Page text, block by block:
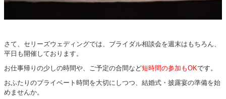
さて、セリーズウェディングでは、ブライダル相談会を週末はもちろん、
平日も開催しております。
お仕事帰りの少しの時間や、ご予定の合間な ど短時間の参加もOKです。
おふたりのプライベート時間を大切にしつつ、結婚式・披露宴の準備を始
めませんか。